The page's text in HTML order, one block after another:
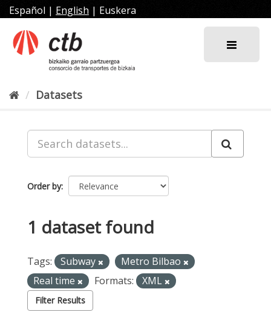
Skip
to
content
Español | English | Euskera
Datasets
Order by
1 dataset found
Tags: Subway
Metro Bilbao
Real time
Formats: XML
Filter Results